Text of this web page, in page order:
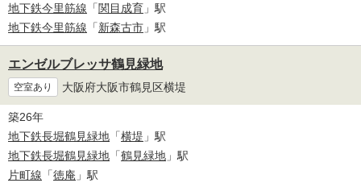
地下鉄今里筋線 「関目成育 」駅
地下鉄今里筋線 「新森古市 」駅
エンゼルブレッサ鶴見緑地
空室あり 大阪府大阪市鶴見区横堤
築26年
地下鉄長堀鶴見緑地 「横堤 」駅
地下鉄長堀鶴見緑地 「鶴見緑地 」駅
片町線 「徳庵 」駅